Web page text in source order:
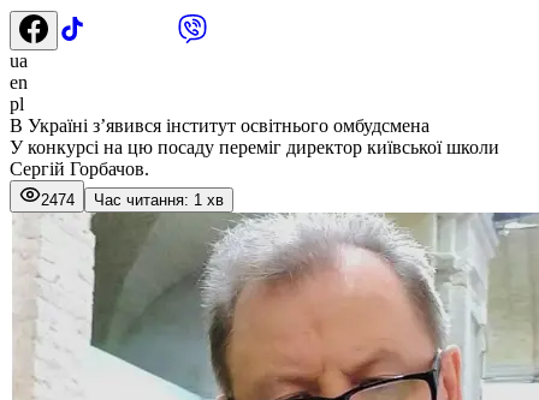
ua
en
pl
В Україні з’явився інститут освітнього омбудсмена
У конкурсі на цю посаду переміг директор київської школи
Сергій Горбачов.
2474 Час читання: 1 хв